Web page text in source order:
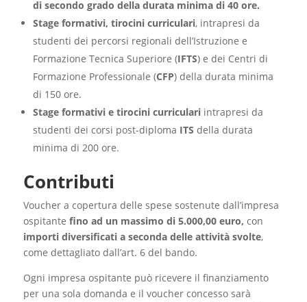
di secondo grado della durata minima di 40 ore.
Stage formativi, tirocini curriculari, intrapresi da
studenti dei percorsi regionali dell’Istruzione e
Formazione Tecnica Superiore (IFTS) e dei Centri di
Formazione Professionale (CFP) della durata minima
di 150 ore.
Stage formativi e tirocini curriculariintrapresi da
studenti dei corsi post-diploma ITS della durata
minima di 200 ore.
Contributi
Voucher a copertura delle spese sostenute dall’impresa
ospitante fino ad un massimo di 5.000,00 euro, con
importi diversificati a seconda delle attività svolte,
come dettagliato dall’art. 6 del bando.
Ogni impresa ospitante può ricevere il finanziamento
per una sola domanda e il voucher concesso sarà